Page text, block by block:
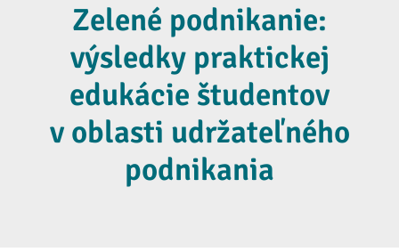
Zelené podnikanie:
výsledky praktickej
edukácie študentov
v oblasti udržateľného
podnikania